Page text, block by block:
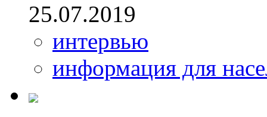
25.07.2019
интервью
информация для